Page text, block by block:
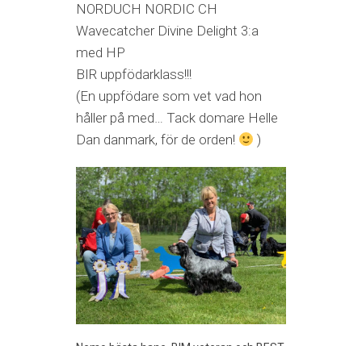
NORDUCH NORDIC CH
Wavecatcher Divine Delight 3:a
med HP
BIR uppfödarklass!!!
(En uppfödare som vet vad hon
håller på med… Tack domare Helle
Dan danmark, för de orden!
)